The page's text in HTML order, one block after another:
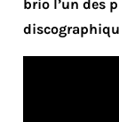
brio l’un des